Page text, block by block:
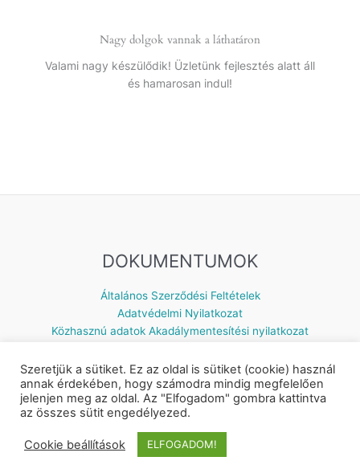
Nagy dolgok vannak a láthatáron
Valami nagy készülődik! Üzletünk fejlesztés alatt áll
és hamarosan indul!
DOKUMENTUMOK
Általános Szerződési Feltételek
Adatvédelmi Nyilatkozat
Közhasznú adatok Akadálymentesítési nyilatkozat
Készítette: © 2026 Napsugár Gyermekház | Powered by
Szeretjük a sütiket. Ez az oldal is sütiket (cookie) használ
annak érdekében, hogy számodra mindig megfelelően
jelenjen meg az oldal. Az "Elfogadom" gombra kattintva
az összes sütit engedélyezed.
Cookie beállítások ELFOGADOM!